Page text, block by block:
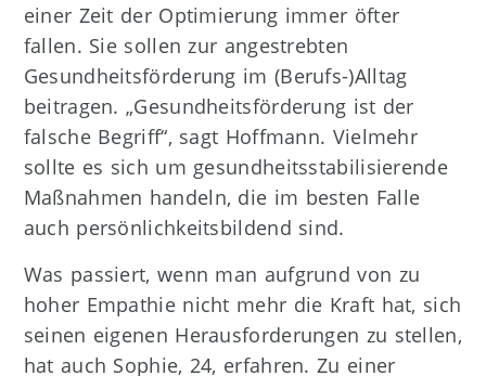
einer Zeit der Optimierung immer öfter
fallen. Sie sollen zur angestrebten
Gesundheitsförderung im (Berufs-)Alltag
beitragen. „Gesundheitsförderung ist der
falsche Begriff“, sagt Hoffmann. Vielmehr
sollte es sich um gesundheitsstabilisierende
Maßnahmen handeln, die im besten Falle
auch persönlichkeitsbildend sind.
Was passiert, wenn man aufgrund von zu
hoher Empathie nicht mehr die Kraft hat, sich
seinen eigenen Herausforderungen zu stellen,
hat auch Sophie, 24, erfahren. Zu einer